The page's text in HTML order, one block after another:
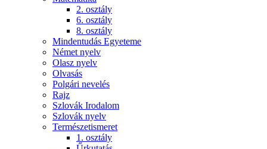
2. osztály
6. osztály
8. osztály
Mindentudás Egyeteme
Német nyelv
Olasz nyelv
Olvasás
Polgári nevelés
Rajz
Szlovák Irodalom
Szlovák nyelv
Természetismeret
1. osztály